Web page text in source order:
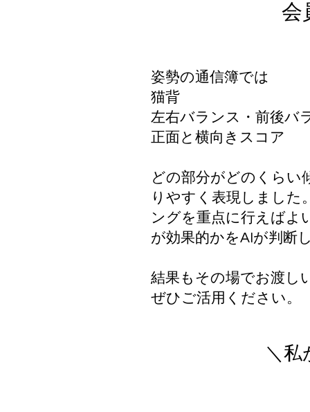
会
＼私
姿勢の通信簿では
猫背
左右バランス・前後バ
正面と横向きスコア
どの部分がどのくらい
りやすく表現しました
ングを重点に行えばよ
が効果的かをAIが判断
結果もその場でお渡し
​ぜひご活用ください。